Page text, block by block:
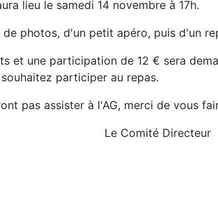
lieu le samedi 14 novembre à 17h.
photos, d'un petit apéro, puis d'un
et une participation de 12 € sera
participer au repas.
pas assister à l'AG, merci de vous
Le Comité Directeur